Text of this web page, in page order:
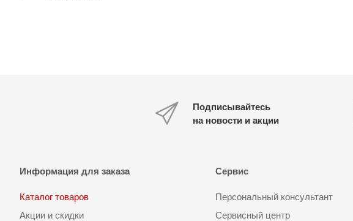
Подписывайтесь
на новости и акции
Информация для заказа
Каталог товаров
Акции и скидки
Сервис
Персональный консультант
Сервисный центр